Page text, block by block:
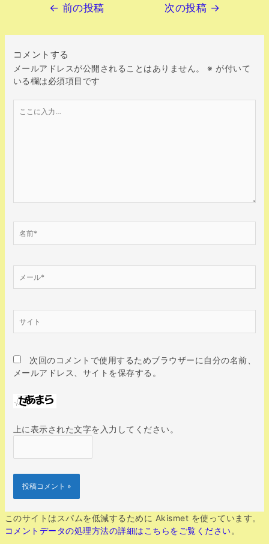
← 前の投稿 次の投稿 →
コメントする
メールアドレスが公開されることはありません。 ※ が付いて
いる欄は必須項目です
こ
ー
*
次回のコメントで使用するためブラウザーに自分の名前、
メールアドレス、サイトを保存する。
上に表示された文字を入力してください。
このサイトはスパムを低減するために Akismet を使っています。
コメントデータの処理方法の詳細はこちらをご覧ください。